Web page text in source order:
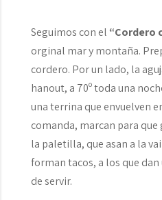
Seguimos con el “Cordero
orginal mar y montaña.
cordero. Por un lado, la
hanout, a 70º toda una
una terrina que envuelven
comanda, marcan para
la paletilla, que asan a la
forman tacos, a los que
de servir.